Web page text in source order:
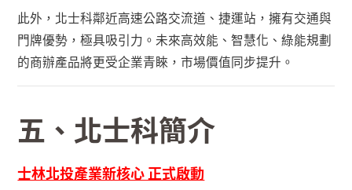
此外，北士科鄰近高速公路交流道、捷運站，擁有交通與
門牌優勢，極具吸引力。未來高效能、智慧化、綠能規劃
的商辦產品將更受企業青睞，市場價值同步提升。
五、北士科簡介
士林北投產業新核心 正式啟動